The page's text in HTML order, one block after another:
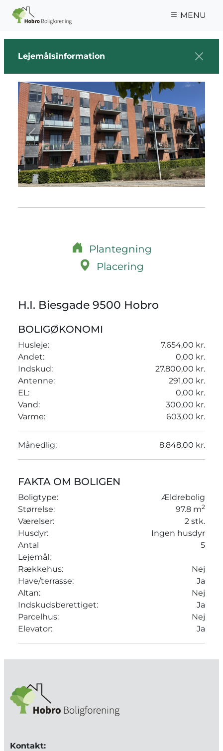
Gå til hovedindhold
MENU
Lejemålsinformation
H.I. Biesgade 9500 Hobro
BOLIGØKONOMI
Husleje:
7.654,00 kr.
Andet:
0,00 kr.
Indskud:
27.800,00 kr.
Antenne:
291,00 kr.
EL:
0,00 kr.
Vand:
300,00 kr.
Varme:
603,00 kr.
Månedlig: 8.848,00 kr.
FAKTA OM BOLIGEN
Boligtype:
Ældrebolig
Størrelse:
97.8 m2
Værelser:
2 stk.
Husdyr:
Ingen husdyr
Antal
Lejemål:
5
Rækkehus:
Nej
Have/terrasse:
Ja
Altan:
Nej
Indskudsberettiget:
Ja
Parcelhus:
Nej
Elevator:
Ja
Previous Next
Plantegning
Placering
Kontakt: